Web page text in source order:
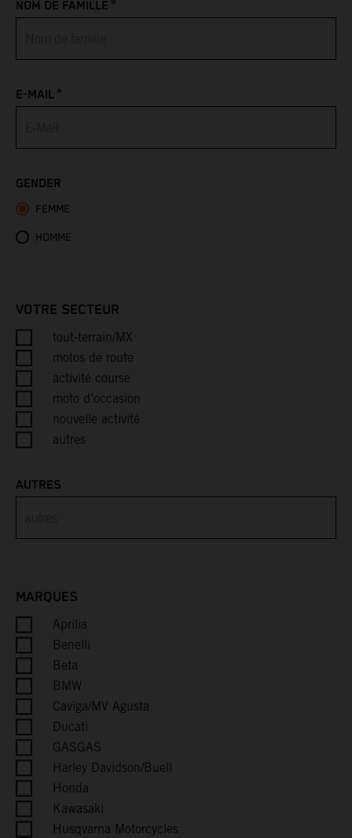
Belgium
Benin
Bolivia
Bouvet Island
Brazil
British Indian Ocean Territory
British Virgin Islands
Brunei
Burundi
Cambodia
Cameroon
Canada
Cape Verde
Caribbean Netherlands
NOM DE FAMILLE *
E-MAIL*
GENDER
FEMME
HOMME
VOTRE SECTEUR
tout-terrain/MX
motos de route
activité course
moto d’occasion
nouvelle activité
autres
AUTRES
MARQUES
Aprilia
Benelli
Beta
BMW
Caviga/MV Agusta
Ducati
GASGAS
Harley Davidson/Buell
Honda
Kawasaki
Husqvarna Motorcycles